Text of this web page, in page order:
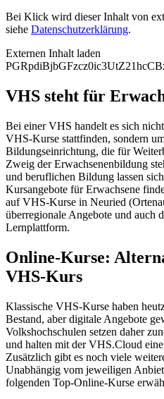
Bei Klick wird dieser Inhalt von
siehe Datenschutzerklärung.
Externen Inhalt laden
VHS steht für
Bei einer VHS handelt es sich
VHS-Kurse stattfinden, sondern
Bildungseinrichtung, die für
Zweig der Erwachsenenbildung
und beruflichen Bildung lassen
Kursangebote für Erwachsene
auf VHS-Kurse in Neuried
überregionale Angebote und auch
Lernplattform.
Online-Kurse:
VHS-Kurs
Klassische VHS-Kurse haben
Bestand, aber digitale Angebote
Volkshochschulen setzen daher
und halten mit der VHS.Cloud
Zusätzlich gibt es noch viele
Unabhängig vom jeweiligen
folgenden Top-Online-Kurse